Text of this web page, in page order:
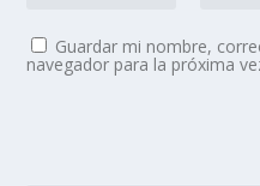
Guardar mi nombre,
navegador para la próxima